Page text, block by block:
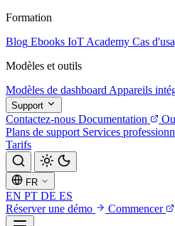
Formation
Blog Ebooks IoT Academy Cas
Modèles et outils
Modèles de dashboard Appareils
Support
Contactez-nous Documentation
Plans de support Services
Tarifs
FR
EN PT DE ES
Réserver une démo
Commencer